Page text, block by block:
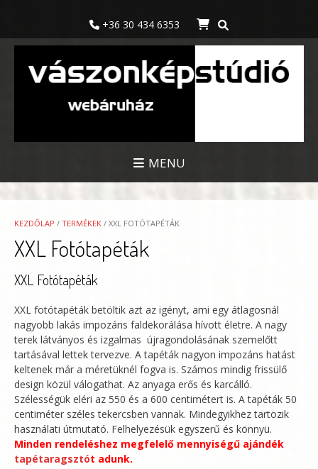
content
+36 30 434 6353
MENU
KEZDŐLAP / TERMÉKEK / XXL FOTÓTAPÉTÁK
XXL Fotótapéták
XXL Fotótapéták
XXL fotótapéták betöltik azt az igényt, ami egy átlagosnál
nagyobb lakás impozáns faldekorálása hívott életre. A nagy
terek látványos és izgalmas újragondolásának szemelőtt
tartásával lettek tervezve. A tapéták nagyon impozáns hatást
keltenek már a méretüknél fogva is. Számos mindig frissülő
design közül válogathat. Az anyaga erős és karcálló.
Szélességük eléri az 550 és a 600 centimétert is. A tapéták 50
centiméter széles tekercsben vannak. Mindegyikhez tartozik
használati útmutató. Felhelyezésük egyszerű és könnyü.
Minden rendeléshez megfelelő mennyiségű ajándék
tapétaragsztót adunk.